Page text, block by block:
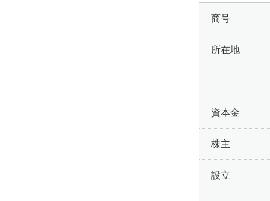
商号
所在地
資本金
株主
設立